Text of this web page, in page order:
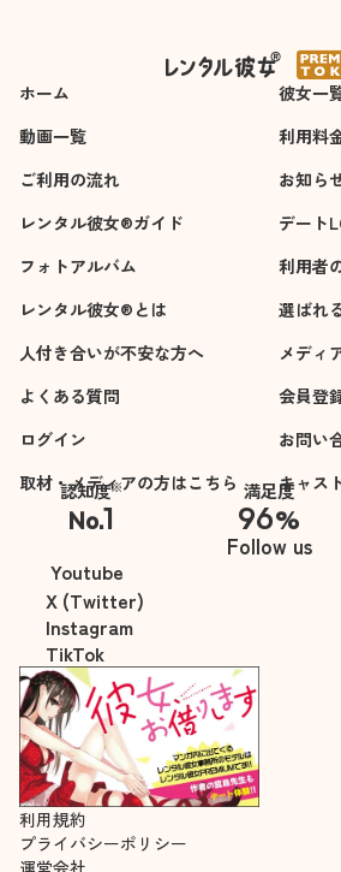
ホーム
彼女一
動画一覧
利用料
ご利用の流れ
お知ら
レンタル彼女®ガイド
デート
フォトアルバム
利用者
レンタル彼女®とは
選ばれ
人付き合いが不安な方へ
メディ
よくある質問
会員登
ログイン
お問い
取材・メディアの方はこちら
キャス
認知度※
No.1
※自社調べ
満足度
96%
Follow us
Youtube
X (Twitter)
Instagram
TikTok
利用規約
プライバシーポリシー
運営会社